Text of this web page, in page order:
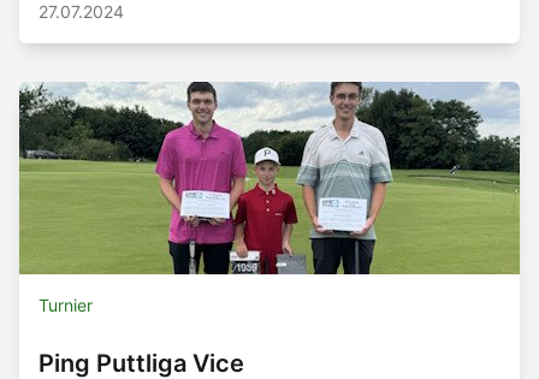
27.07.2024
Turnier
Ping Puttliga Vice